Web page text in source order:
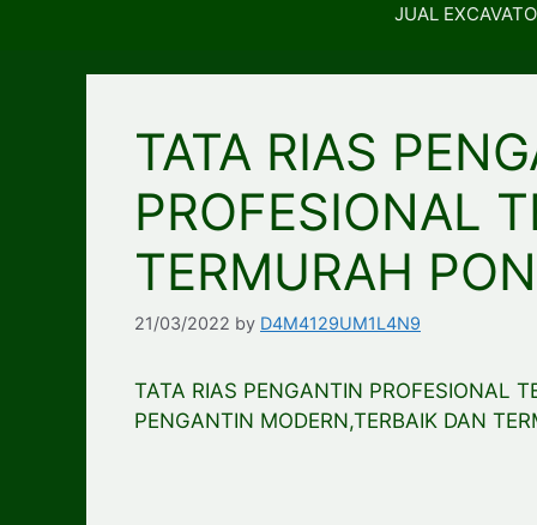
JUAL
TATA RIAS
PROFESIONAL
TERMURAH
21/03/2022 by D4M4129UM1L4N9
TATA RIAS PENGANTIN PROFESIONAL
PENGANTIN MODERN,TERBAIK DAN